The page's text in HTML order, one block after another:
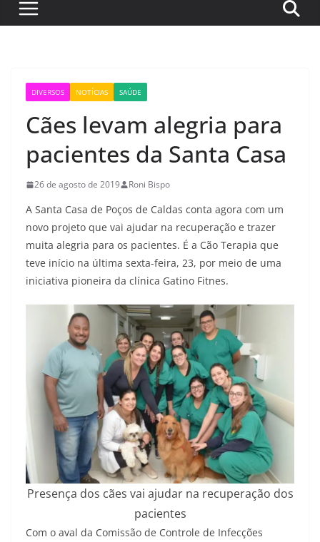
DIVERSOS NOTÍCIAS SAÚDE
Cães levam alegria para
pacientes da Santa Casa
26 de agosto de 2019 Roni Bispo
A Santa Casa de Poços de Caldas conta agora com um
novo projeto que vai ajudar na recuperação e trazer
muita alegria para os pacientes. É a Cão Terapia que
teve início na última sexta-feira, 23, por meio de uma
iniciativa pioneira da clínica Gatino Fitnes.
Presença dos cães vai ajudar na recuperação dos
pacientes
Com o aval da Comissão de Controle de Infecções